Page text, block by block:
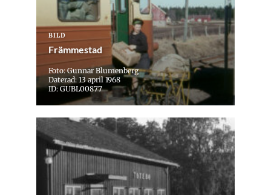
BILD
Främmestad
Foto: Gunnar Blumenberg
Daterad: 13 april 1968
ID: GUBL00877